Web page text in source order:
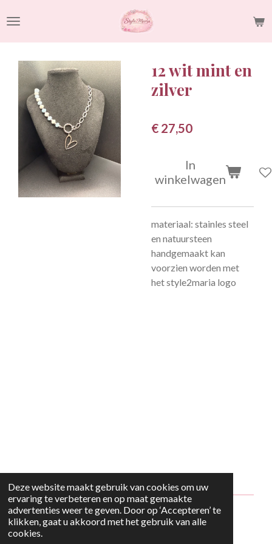
Deze website maakt gebruik van cookies om uw
ervaring te verbeteren en op maat gemaakte
advertenties weer te geven. Door op ‘Accepteren’ te
klikken, gaat u akkoord met het gebruik van alle
cookies.
direct
naar
hoofdinhoud
12 wit mint en
zilver
€ 27,50
In
winkelwagen
materiaal: stainles steel
en natuursteen
handgemaakt kan
voorzien worden met
het style2maria logo
© 2024 - 2026 Style2Maria
Powered by